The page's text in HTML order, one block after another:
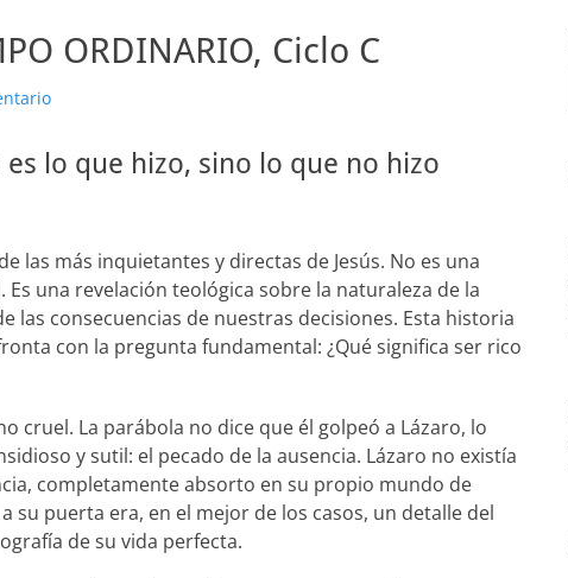
ORDINARIO, Ciclo C
lo que hizo, sino lo que no hizo
las más inquietantes y directas de Jesús. No es una
una revelación teológica sobre la naturaleza de la
las consecuencias de nuestras decisiones. Esta historia
con la pregunta fundamental: ¿Qué significa ser rico
cruel. La parábola no dice que él golpeó a Lázaro, lo
y sutil: el pecado de la ausencia. Lázaro no existía
completamente absorto en su propio mundo de
su puerta era, en el mejor de los casos, un detalle del
de su vida perfecta.